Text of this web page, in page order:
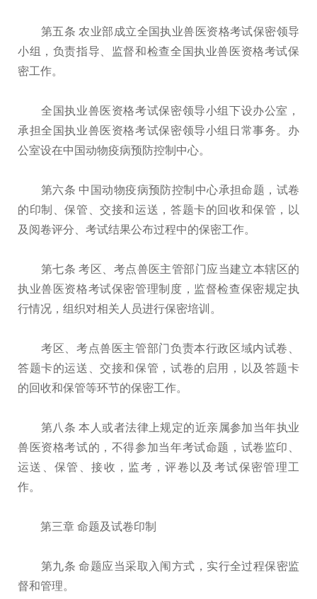
第五条 农业部成立全国执业兽医资格考试保密领导
小组，负责指导、监督和检查全国执业兽医资格考试保
密工作。
全国执业兽医资格考试保密领导小组下设办公室，
承担全国执业兽医资格考试保密领导小组日常事务。办
公室设在中国动物疫病预防控制中心。
第六条 中国动物疫病预防控制中心承担命题，试卷
的印制、保管、交接和运送，答题卡的回收和保管，以
及阅卷评分、考试结果公布过程中的保密工作。
第七条 考区、考点兽医主管部门应当建立本辖区的
执业兽医资格考试保密管理制度，监督检查保密规定执
行情况，组织对相关人员进行保密培训。
考区、考点兽医主管部门负责本行政区域内试卷、
答题卡的运送、交接和保管，试卷的启用，以及答题卡
的回收和保管等环节的保密工作。
第八条 本人或者法律上规定的近亲属参加当年执业
兽医资格考试的，不得参加当年考试命题，试卷监印、
运送、保管、接收，监考，评卷以及考试保密管理工
作。
第三章 命题及试卷印制
第九条 命题应当采取入闱方式，实行全过程保密监
督和管理。